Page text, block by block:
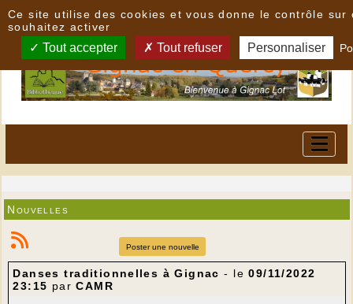
Nouvelles
Poster une nouvelle
Danses traditionnelles à Gignac - le09/11/2022
23:15 parCAMR
Ce site utilise des cookies et vous donne le contrôle sur
souhaitez activer
Tout accepter Tout refuser Personnaliser